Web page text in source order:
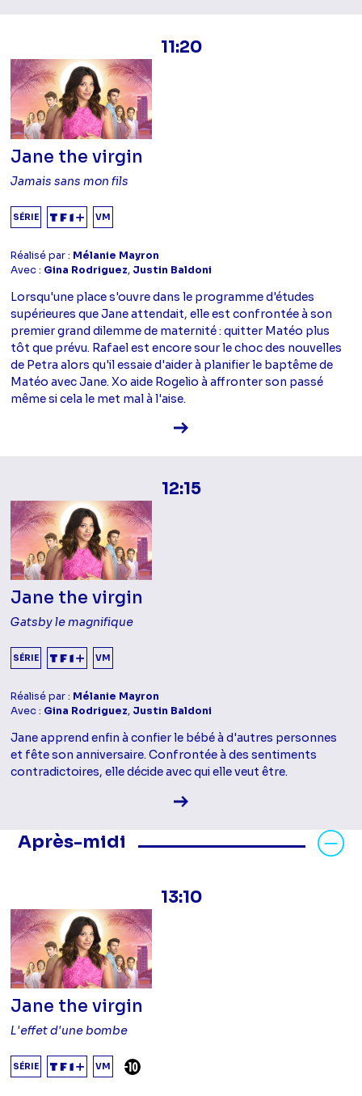
11:20
Jane the virgin
Jamais sans mon fils
SÉRIE VM
Réalisé par : Mélanie Mayron
Avec : Gina Rodriguez, Justin Baldoni
Lorsqu'une place s'ouvre dans le programme d'études
supérieures que Jane attendait, elle est confrontée à son
premier grand dilemme de maternité : quitter Matéo plus
tôt que prévu. Rafael est encore sour le choc des nouvelles
de Petra alors qu'il essaie d'aider à planifier le baptême de
Matéo avec Jane. Xo aide Rogelio à affronter son passé
même si cela le met mal à l'aise.
Voir la fiche diffusion
12:15
Jane the virgin
Gatsby le magnifique
SÉRIE VM
Réalisé par : Mélanie Mayron
Avec : Gina Rodriguez, Justin Baldoni
Jane apprend enfin à confier le bébé à d'autres personnes
et fête son anniversaire. Confrontée à des sentiments
contradictoires, elle décide avec qui elle veut être.
Voir la fiche diffusion
Après-midi
Masquer les programmes Après-
13:10
Jane the virgin
L'effet d'une bombe
SÉRIE VM